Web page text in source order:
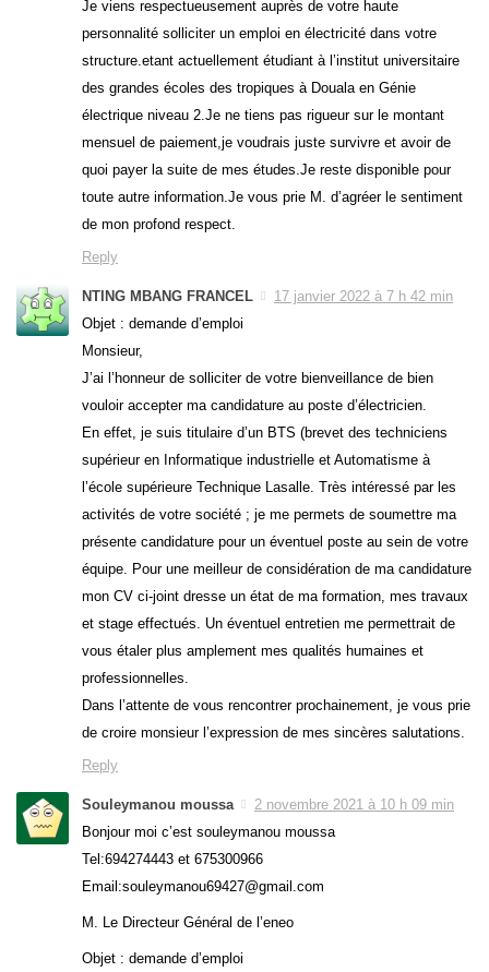
Je viens respectueusement auprès de votre haute
personnalité solliciter un emploi en électricité dans votre
structure.etant actuellement étudiant à l’institut universitaire
des grandes écoles des tropiques à Douala en Génie
électrique niveau 2.Je ne tiens pas rigueur sur le montant
mensuel de paiement,je voudrais juste survivre et avoir de
quoi payer la suite de mes études.Je reste disponible pour
toute autre information.Je vous prie M. d’agréer le sentiment
de mon profond respect.
Reply
NTING MBANG FRANCEL
17 janvier 2022 à 7 h 42 min
Objet : demande d’emploi
Monsieur,
J’ai l’honneur de solliciter de votre bienveillance de bien
vouloir accepter ma candidature au poste d’électricien.
En effet, je suis titulaire d’un BTS (brevet des techniciens
supérieur en Informatique industrielle et Automatisme à
l’école supérieure Technique Lasalle. Très intéressé par les
activités de votre société ; je me permets de soumettre ma
présente candidature pour un éventuel poste au sein de votre
équipe. Pour une meilleur de considération de ma candidature
mon CV ci-joint dresse un état de ma formation, mes travaux
et stage effectués. Un éventuel entretien me permettrait de
vous étaler plus amplement mes qualités humaines et
professionnelles.
Dans l’attente de vous rencontrer prochainement, je vous prie
de croire monsieur l’expression de mes sincères salutations.
Reply
Souleymanou moussa
2 novembre 2021 à 10 h 09 min
Bonjour moi c’est souleymanou moussa
Tel:694274443 et 675300966
Email:souleymanou69427@gmail.com
M. Le Directeur Général de l’eneo
Objet : demande d’emploi